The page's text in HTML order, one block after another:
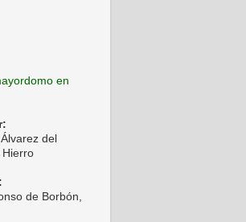
en
del
Hierro
de Borbón,